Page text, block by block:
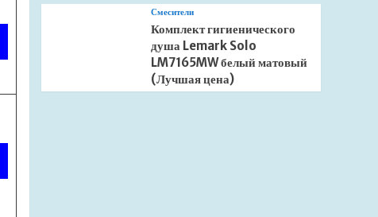
Смесители
Комплект гигиенического
душа Lemark Solo
LM7165MW белый матовый
(Лучшая цена)